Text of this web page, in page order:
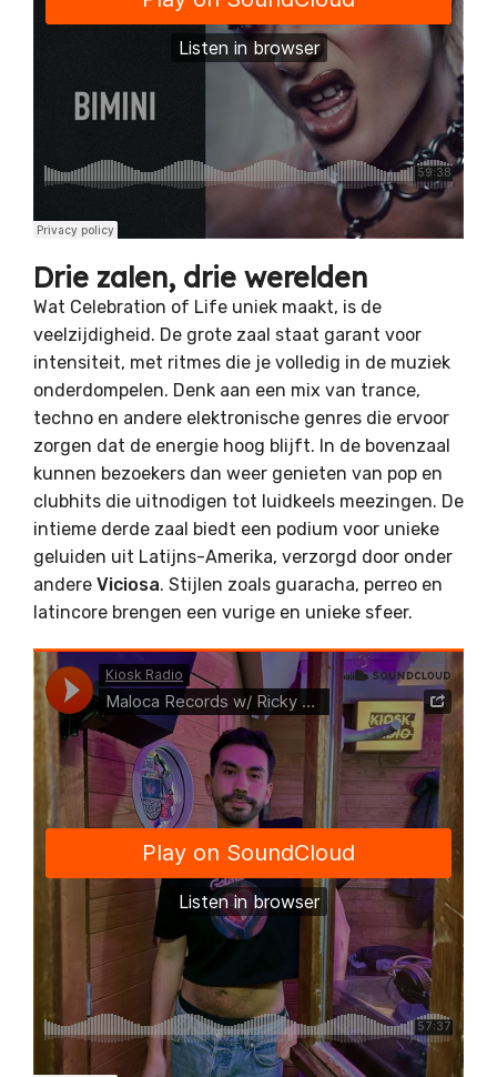
Drie zalen, drie werelden
Wat Celebration of Life uniek maakt, is de
veelzijdigheid. De grote zaal staat garant voor
intensiteit, met ritmes die je volledig in de muziek
onderdompelen. Denk aan een mix van trance,
techno en andere elektronische genres die ervoor
zorgen dat de energie hoog blijft. In de bovenzaal
kunnen bezoekers dan weer genieten van pop en
clubhits die uitnodigen tot luidkeels meezingen. De
intieme derde zaal biedt een podium voor unieke
geluiden uit Latijns-Amerika, verzorgd door onder
andere Viciosa. Stijlen zoals guaracha, perreo en
latincore brengen een vurige en unieke sfeer.